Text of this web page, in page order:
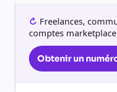
Freelances,
comptes
Obtenir un